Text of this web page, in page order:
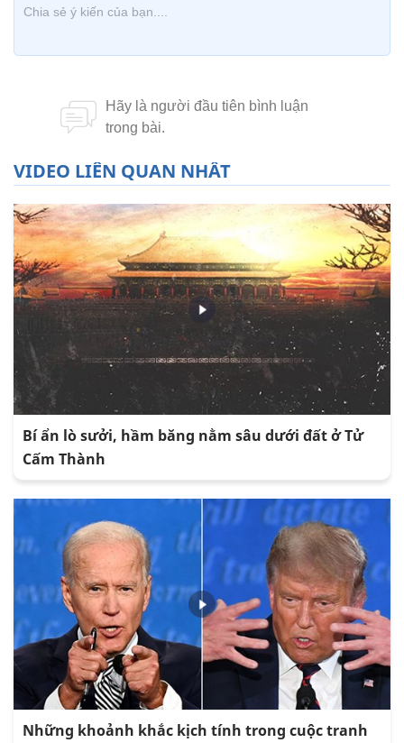
VIDEO LIÊN QUAN NHẤT
Bí ẩn lò sưởi, hầm băng nằm sâu dưới đất ở Tử
Cấm Thành
Những khoảnh khắc kịch tính trong cuộc tranh